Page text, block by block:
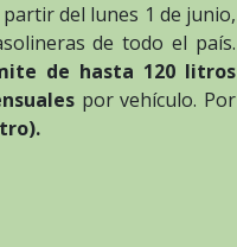
del lunes 1 de junio,
de todo el país.
de hasta 120 litros
por vehículo. Por